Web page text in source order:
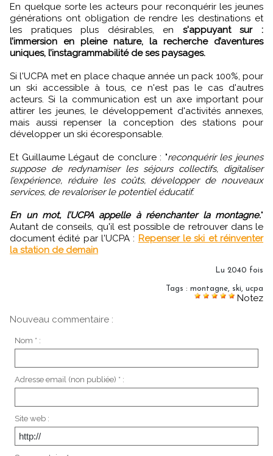
En quelque sorte les acteurs pour reconquérir les jeunes
générations ont obligation de rendre les destinations et
les pratiques plus désirables, en s'appuyant sur :
l’immersion en pleine nature, la recherche d’aventures
uniques, l’instagrammabilité de ses paysages.
Si l'UCPA met en place chaque année un pack 100%, pour
un ski accessible à tous, ce n'est pas le cas d'autres
acteurs. Si la communication est un axe important pour
attirer les jeunes, le développement d'activités annexes,
mais aussi repenser la conception des stations pour
développer un ski écoresponsable.
Et Guillaume Légaut de conclure : "reconquérir les jeunes
suppose de redynamiser les séjours collectifs, digitaliser
l’expérience, réduire les coûts, développer de nouveaux
services, de revaloriser le potentiel éducatif.
En un mot, l’UCPA appelle à réenchanter la montagne."
Autant de conseils, qu'il est possible de retrouver dans le
document édité par l'UCPA : Repenser le ski et réinventer
la station de demain
Lu 2040 fois
Tags : montagne, ski, ucpa
Notez
Nouveau commentaire :
Nom * :
Adresse email (non publiée) * :
Site web :